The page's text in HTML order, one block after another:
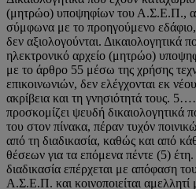
(μητρώο) υποψηφίων του Α.Σ.Ε.Π.,
σύμφωνα με το προηγούμενο
δεν αξιολογούνται. Δικαιολογητικά
ηλεκτρονικό αρχείο (μητρώο)
με το άρθρο 55 μέσω της χρήσης
επικοινωνιών, δεν ελέγχονται εκ
ακρίβεια και τη γνησιότητά τους.
προσκομίζει ψευδή δικαιολογητικά
του στον πίνακα, πέραν τυχόν
από τη διαδικασία, καθώς και από
θέσεων για τα επόμενα πέντε (5)
διαδικασία επέρχεται με απόφαση
Α.Σ.Ε.Π. και κοινοποιείται